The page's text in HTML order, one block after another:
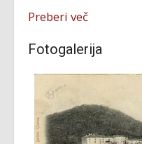
Preberi več
Fotogalerija